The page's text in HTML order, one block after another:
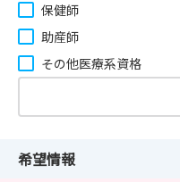
保健師
助産師
その他医療系資格
希望情報